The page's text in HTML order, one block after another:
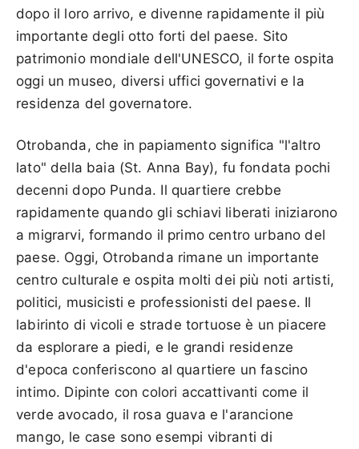
dopo il loro arrivo, e divenne rapidamente il più
importante degli otto forti del paese. Sito
patrimonio mondiale dell'UNESCO, il forte ospita
oggi un museo, diversi uffici governativi e la
residenza del governatore.
Otrobanda, che in papiamento significa "l'altro
lato" della baia (St. Anna Bay), fu fondata pochi
decenni dopo Punda. Il quartiere crebbe
rapidamente quando gli schiavi liberati iniziarono
a migrarvi, formando il primo centro urbano del
paese. Oggi, Otrobanda rimane un importante
centro culturale e ospita molti dei più noti artisti,
politici, musicisti e professionisti del paese. Il
labirinto di vicoli e strade tortuose è un piacere
da esplorare a piedi, e le grandi residenze
d'epoca conferiscono al quartiere un fascino
intimo. Dipinte con colori accattivanti come il
verde avocado, il rosa guava e l'arancione
mango, le case sono esempi vibranti di